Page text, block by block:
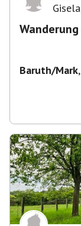
Gisela
Baruth/Mark,